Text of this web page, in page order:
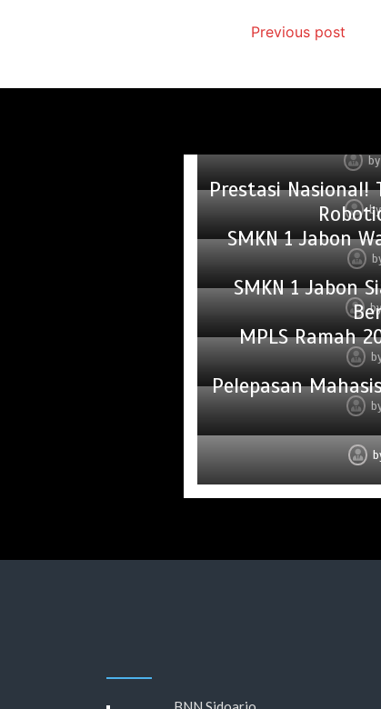
Previous post
BNN Sidoarjo
Prestasi Nasional!
SMKN 1 Jabon
SMKN 1 Jabon
MPLS Ramah
Pelepasan